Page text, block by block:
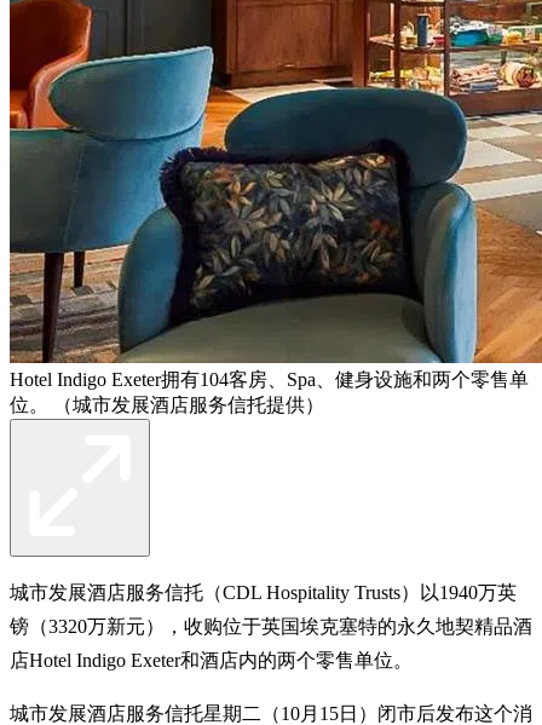
Hotel Indigo Exeter拥有104客房、Spa、健身设施和两个零售单
位。 （城市发展酒店服务信托提供）
城市发展酒店服务信托（CDL Hospitality Trusts）以1940万英
镑（3320万新元），收购位于英国埃克塞特的永久地契精品酒
店Hotel Indigo Exeter和酒店内的两个零售单位。
城市发展酒店服务信托星期二（10月15日）闭市后发布这个消